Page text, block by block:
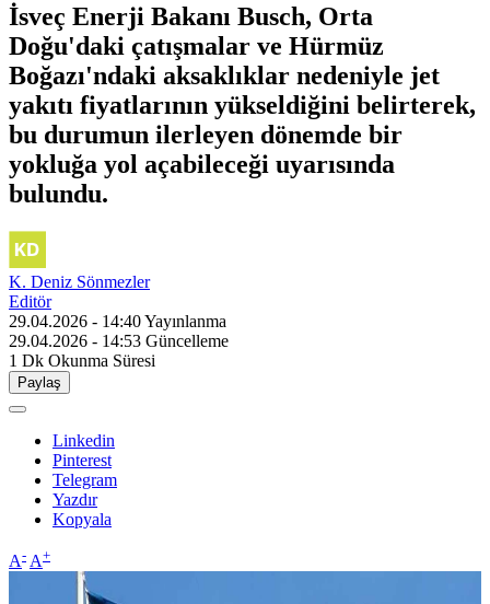
İsveç Enerji Bakanı Busch, Orta
Doğu'daki çatışmalar ve Hürmüz
Boğazı'ndaki aksaklıklar nedeniyle jet
yakıtı fiyatlarının yükseldiğini belirterek,
bu durumun ilerleyen dönemde bir
yokluğa yol açabileceği uyarısında
bulundu.
K. Deniz Sönmezler
Editör
29.04.2026 - 14:40Yayınlanma
29.04.2026 - 14:53 Güncelleme
1 Dk Okunma Süresi
Paylaş
Linkedin
Pinterest
Telegram
Yazdır
Kopyala
A- A+